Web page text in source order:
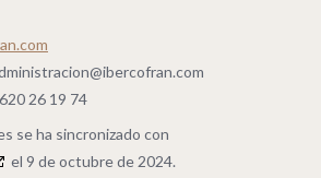
ibercofran.com
26 19 74
se ha sincronizado con
el 9 de octubre de 2024.